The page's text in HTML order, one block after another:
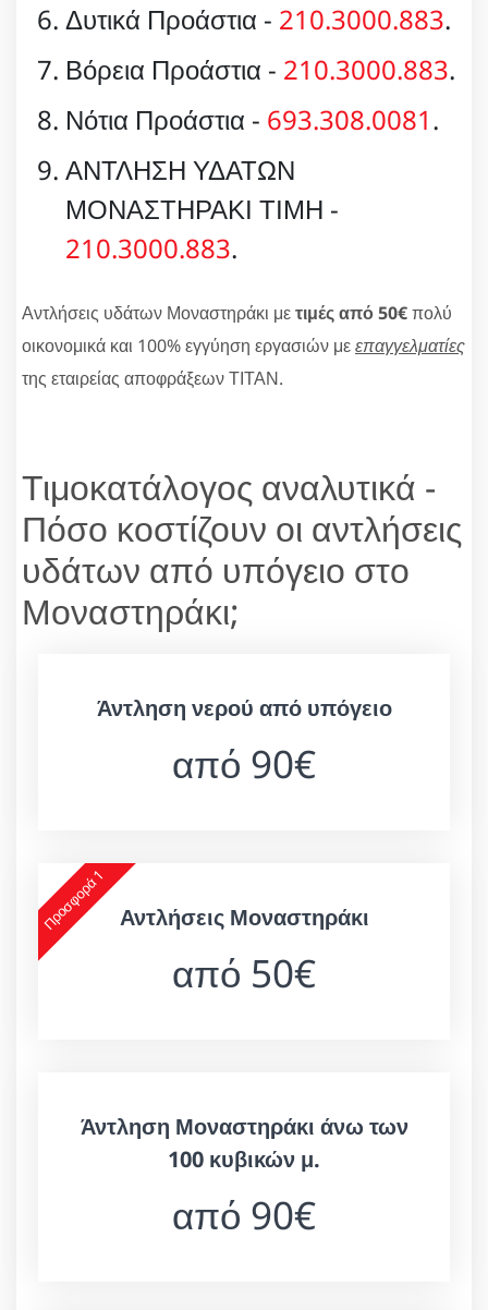
Δυτικά Προάστια - 210.3000.883.
Βόρεια Προάστια - 210.3000.883.
Νότια Προάστια - 693.308.0081.
ΑΝΤΛΗΣΗ ΥΔΑΤΩΝ
ΜΟΝΑΣΤΗΡΑΚΙ ΤΙΜΗ -
210.3000.883.
Αντλήσεις υδάτων Μοναστηράκι μετιμές από 50€πολύ
οικονομικά και 100% εγγύηση εργασιών μεεπαγγελματίες
της εταιρείας αποφράξεων ΤΙΤΑΝ.
Τιμοκατάλογος αναλυτικά -
Πόσο κοστίζουν οι αντλήσεις
υδάτων από υπόγειο στο
Μοναστηράκι;
Άντληση νερού από υπόγειο
από 90€
Προσφορά 1 Αντλήσεις Μοναστηράκι
από 50€
Άντληση Μοναστηράκι άνω των
100 κυβικών μ.
από 90€